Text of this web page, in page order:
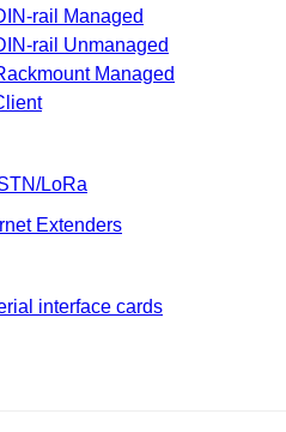
rail Managed
rail Unmanaged
Managed
LoRa
Extenders
interface cards